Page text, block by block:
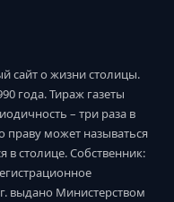
сайт о жизни столицы.
года. Тираж газеты
– три раза в
праву может называться
в столице. Собственник:
выдано Министерством